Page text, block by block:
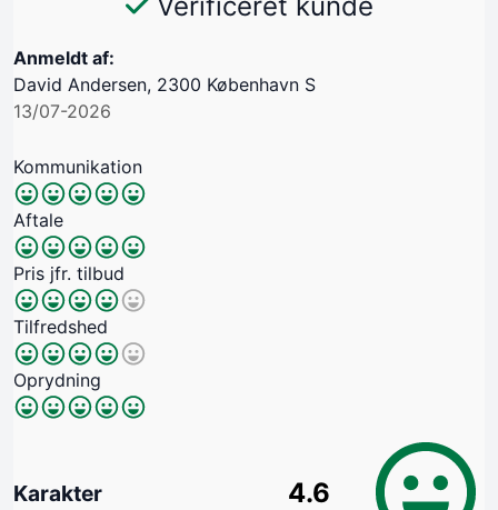
Anmeldt af:
David Andersen, 2300 København S
13/07-2026
Kommunikation
Aftale
Pris jfr. tilbud
Tilfredshed
Oprydning
Karakter 4.6